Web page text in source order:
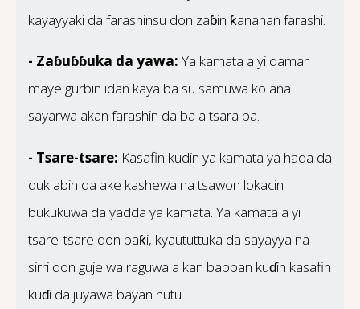
kayayyaki da farashinsu don zaɓin ƙananan farashi.
- Zaɓuɓɓuka da yawa: Ya kamata a yi damar
maye gurbin idan kaya ba su samuwa ko ana
sayarwa akan farashin da ba a tsara ba.
- Tsare-tsare: Kasafin kudin ya kamata ya hada da
duk abin da ake kashewa na tsawon lokacin
bukukuwa da yadda ya kamata. Ya kamata a yi
tsare-tsare don baƙi, kyaututtuka da sayayya na
sirri don guje wa raguwa a kan babban kuɗin kasafin
kuɗi da juyawa bayan hutu.